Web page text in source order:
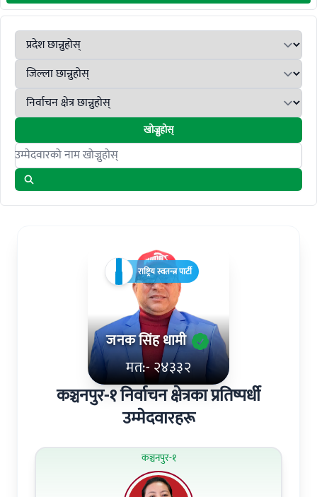
खोज्नुहोस्
Search candidates
जनक सिंह धामी
मत:- २४३३२
राष्ट्रिय स्वतन्त्र पार्टी
कञ्चनपुर-१ निर्वाचन क्षेत्रका प्रतिष्पर्धी
उम्मेदवारहरू
कञ्चनपुर-१